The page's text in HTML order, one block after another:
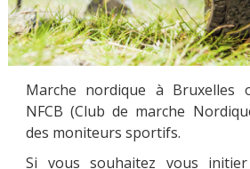
ASSOCIATIONS
INFORMATIONS
Marche nordique à Bruxelles
NFCB (Club de marche
des moniteurs sportifs.
Si vous souhaitez vous